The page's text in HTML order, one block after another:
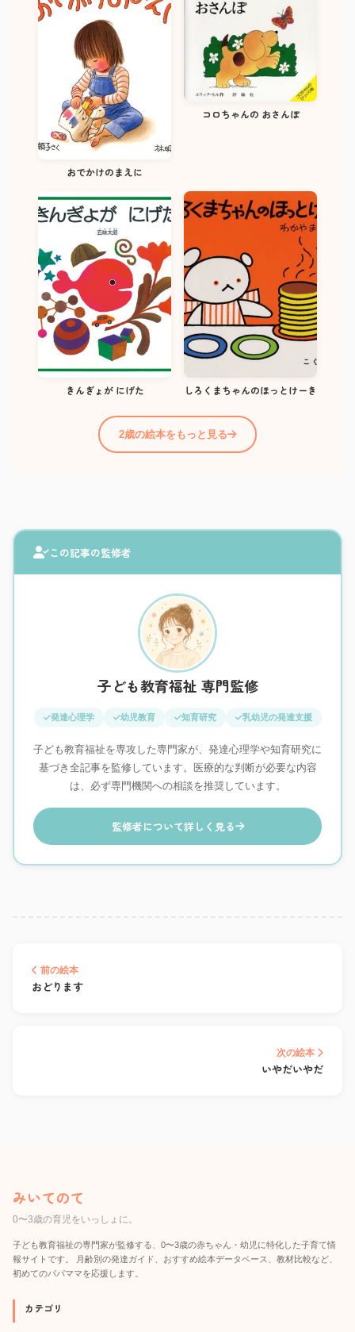
おでかけのまえに
コロちゃんの おさんぽ
きんぎょが にげた しろくまちゃんのほっとけーき
2歳の絵本をもっと見る
この記事の監修者
子ども教育福祉 専門監修
発達心理学 幼児教育 知育研究 乳幼児の発達支援
子ども教育福祉を専攻した専門家が、発達心理学や知育研究に
基づき全記事を監修しています。医療的な判断が必要な内容
は、必ず専門機関への相談を推奨しています。
監修者について詳しく見る
前の絵本
おどります
次の絵本
いやだいやだ
みいてのて
0〜3歳の育児をいっしょに。
子ども教育福祉の専門家が監修する、0〜3歳の赤ちゃん・幼児に特化した子育て情
報サイトです。 月齢別の発達ガイド、おすすめ絵本データベース、教材比較など、
初めてのパパママを応援します。
カテゴリ